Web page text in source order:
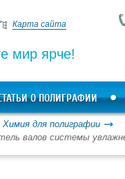
мир ярче!
Карта сайта
О ПОЛИГРАФИИ
Химия для полиграфии
валов системы